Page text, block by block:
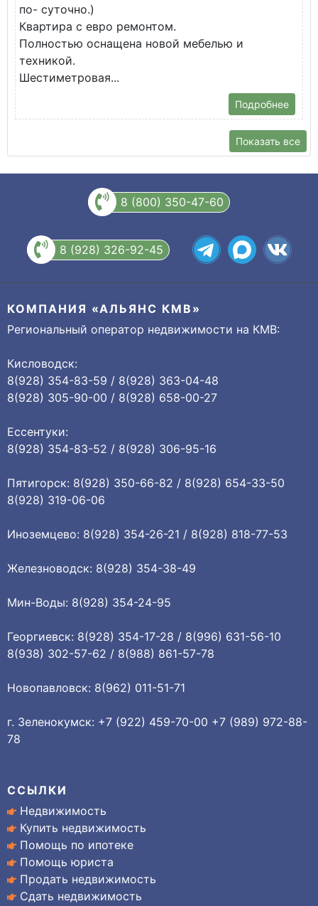
по- суточно.)
Квартира с евро ремонтом.
Полностью оснащена новой мебелью и
техникой.
Шестиметровая...
Подробнее
Показать все
8 (800) 350-47-60
8 (928) 326-92-45
КОМПАНИЯ «АЛЬЯНС КМВ»
Региональный оператор недвижимости на КМВ:
Кисловодск:
8(928) 354-83-59 / 8(928) 363-04-48
8(928) 305-90-00 / 8(928) 658-00-27
Ессентуки:
8(928) 354-83-52 / 8(928) 306-95-16
Пятигорск: 8(928) 350-66-82 / 8(928) 654-33-50
8(928) 319-06-06
Иноземцево: 8(928) 354-26-21 / 8(928) 818-77-53
Железноводск: 8(928) 354-38-49
Мин-Воды: 8(928) 354-24-95
Георгиевск: 8(928) 354-17-28 / 8(996) 631-56-10
8(938) 302-57-62 / 8(988) 861-57-78
Новопавловск: 8(962) 011-51-71
г. Зеленокумск: +7 (922) 459-70-00 +7 (989) 972-88-
78
ССЫЛКИ
Недвижимость
Купить недвижимость
Помощь по ипотеке
Помощь юриста
Продать недвижимость
Сдать недвижимость